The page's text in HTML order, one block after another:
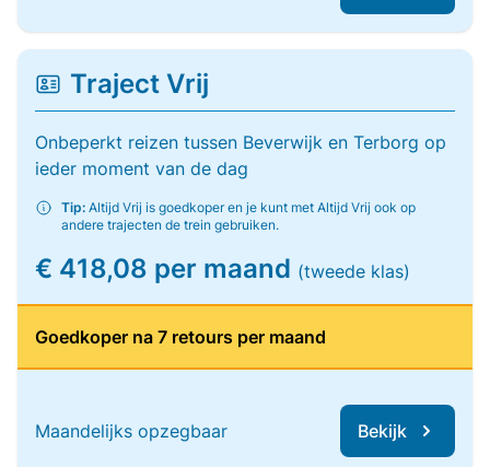
Traject Vrij
Onbeperkt reizen tussen Beverwijk en Terborg op
ieder moment van de dag
Tip: Altijd Vrij is goedkoper en je kunt met Altijd Vrij ook op
andere trajecten de trein gebruiken.
€ 418,08 per maand (tweede klas)
Goedkoper na 7 retours per maand
Maandelijks opzegbaar Bekijk